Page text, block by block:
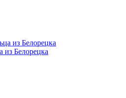
из Белорецка